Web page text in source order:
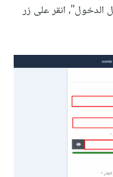
انقر على زر